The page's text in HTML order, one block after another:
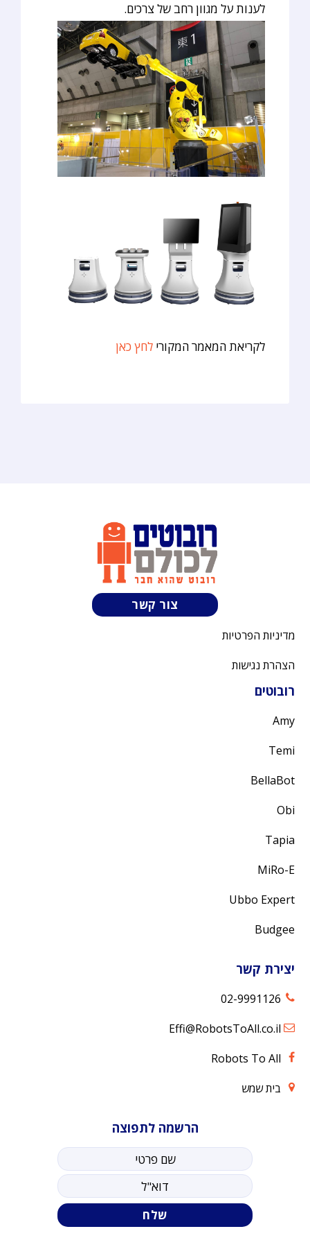
לענות על מגוון רחב של צרכים.
לקריאת המאמר המקורי לחץ כאן
מדיניות הפרטיות
הצהרת נגישות
רובוטים
Amy
Temi
BellaBot
Obi
Tapia
MiRo-E
Ubbo Expert
Budgee
יצירת קשר
02-9991126
Effi@RobotsToAll.co.il
Robots To All
בית שמש
הרשמה לתפוצה